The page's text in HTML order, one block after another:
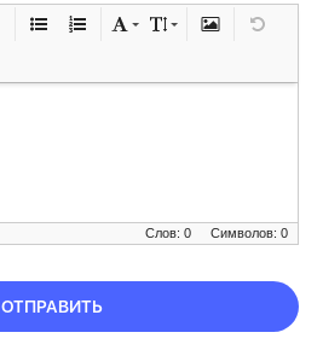
Символов: 0
Слов: 0
ОТПРАВИТЬ